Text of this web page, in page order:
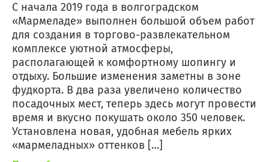
С начала 2019 года в волгоградском
«Мармеладе» выполнен большой объем работ
для создания в торгово-развлекательном
комплексе уютной атмосферы,
располагающей к комфортному шопингу и
отдыху. Большие изменения заметны в зоне
фудкорта. В два раза увеличено количество
посадочных мест, теперь здесь могут провести
время и вкусно покушать около 350 человек.
Установлена новая, удобная мебель ярких
«мармеладных» оттенков […]